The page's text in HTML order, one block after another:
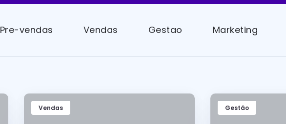
Pre-vendas Vendas Gestao Marketing
Vendas Gestão